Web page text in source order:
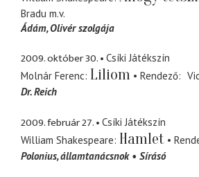
Bradu m.v.
Ádám Olivér szolgája
2009. október 30.
Csíki Játékszín
Molnár Ferenc Liliom Rendező
Dr. Reich
2009. február 27.
Csíki Játékszín
William Shakespeare Hamlet
Polonius államtanácsnok Sírásó